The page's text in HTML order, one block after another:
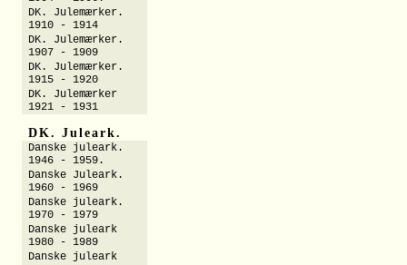
DK. Julemærker.
1910 - 1914
DK. Julemærker.
1907 - 1909
DK. Julemærker.
1915 - 1920
DK. Julemærker
1921 - 1931
DK. Juleark.
Danske juleark.
1946 - 1959.
Danske Juleark.
1960 - 1969
Danske juleark.
1970 - 1979
Danske juleark
1980 - 1989
Danske juleark